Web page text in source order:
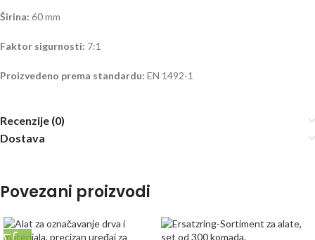
Širina: 60 mm
Faktor sigurnosti: 7:1
Proizvedeno prema standardu: EN 1492-1
Recenzije (0)
Dostava
Povezani proizvodi